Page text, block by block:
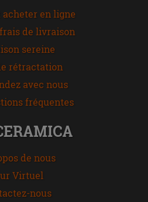
acheter en ligne
de livraison
sereine
rétractation
avec nous
fréquentes
de nous
Virtuel
nous